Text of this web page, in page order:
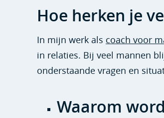
Hoe herken je
In mijn werk als coach voor
in relaties. Bij veel mannen
onderstaande vragen en
Waarom